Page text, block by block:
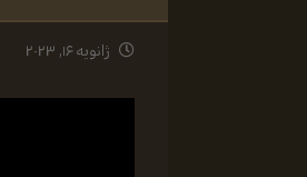
ژانویه ۱۶, ۲۰۲۳